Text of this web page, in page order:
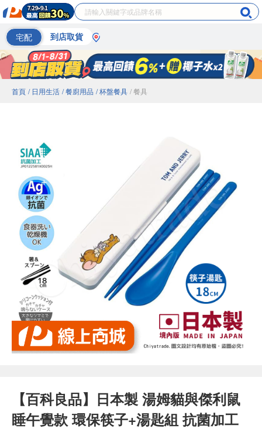
宅配 到店取貨
首頁 / 日用生活 / 餐廚用品 / 杯盤餐具 / 餐具
【百科良品】日本製 湯姆貓與傑利鼠
睡午覺款 環保筷子+湯匙組 抗菌加工